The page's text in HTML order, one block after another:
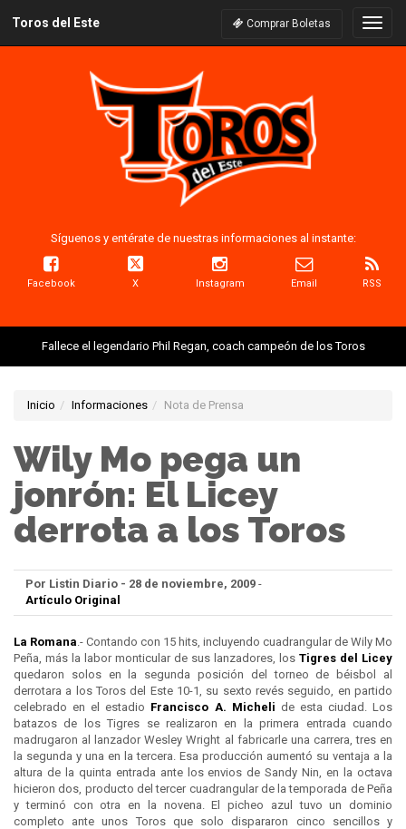
Toros del Este Comprar Boletas
Síguenos y entérate de nuestras informaciones al instante:
Facebook X Instagram Email RSS
Fallece el legendario Phil Regan, coach campeón de los Toros
Inicio Informaciones Nota de Prensa
Wily Mo pega un
jonrón: El Licey
derrota a los Toros
Por Listin Diario - 28 de noviembre, 2009 -
Artículo Original
La Romana .- Contando con 15 hits, incluyendo cuadrangular de Wily Mo
Peña, más la labor monticular de sus lanzadores, los Tigres del Licey
quedaron solos en la segunda posición del torneo de béisbol al
derrotara a los Toros del Este 10-1, su sexto revés seguido, en partido
celebrado en el estadio Francisco A. Micheli de esta ciudad. Los
batazos de los Tigres se realizaron en la primera entrada cuando
madrugaron al lanzador Wesley Wright al fabricarle una carrera, tres en
la segunda y una en la tercera. Esa producción aumentó su ventaja a la
altura de la quinta entrada ante los envios de Sandy Nin, en la octava
hicieron dos, producto del tercer cuadrangular de la temporada de Peña
y terminó con otra en la novena. El picheo azul tuvo un dominio
completo ante unos Toros que solo dispararon cinco sencillos y